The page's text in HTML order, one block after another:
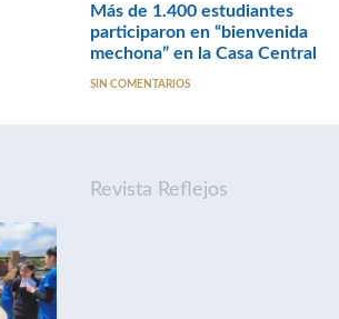
Más de 1.400 estudiantes
participaron en “bienvenida
mechona” en la Casa Central
SIN COMENTARIOS
Revista Reflejos